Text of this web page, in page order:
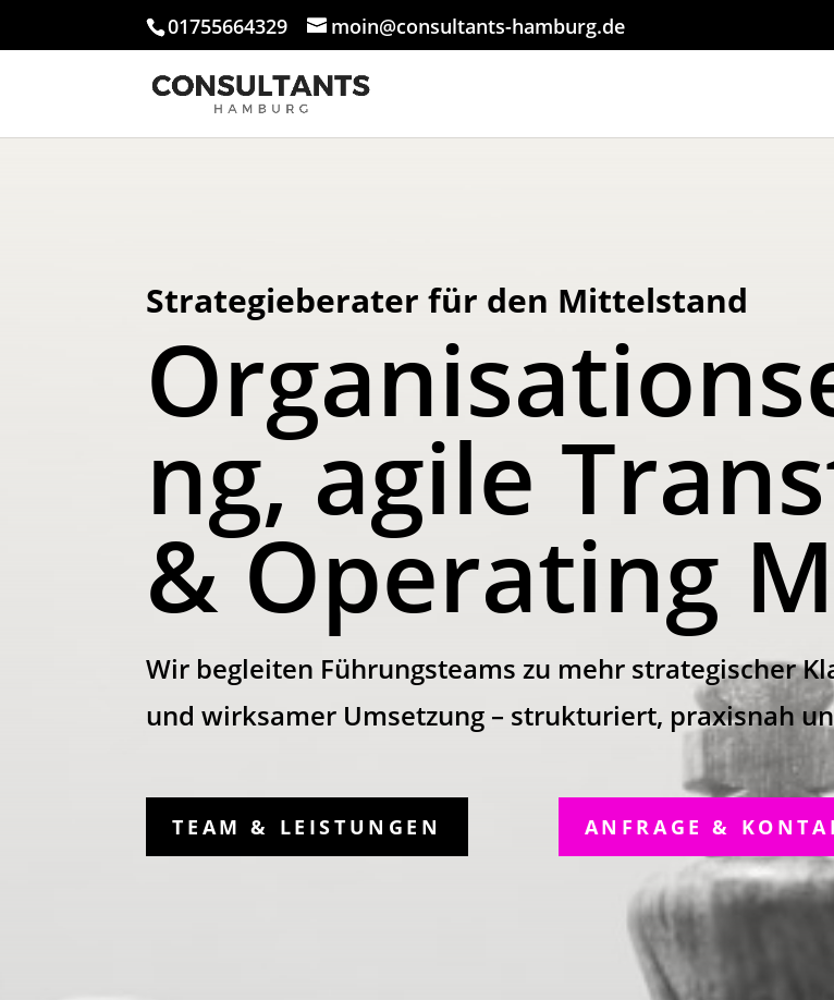
01755664329 moin@consultants-hamburg.de
Strategieberater für den Mittelstand
ng, agile
& Operating
Wir begleiten Führungsteams zu mehr strategischer
und wirksamer Umsetzung – strukturiert, praxisnah
TEAM & LEISTUNGEN ANFRAGE &